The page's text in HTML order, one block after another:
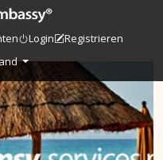
Login
Registrieren